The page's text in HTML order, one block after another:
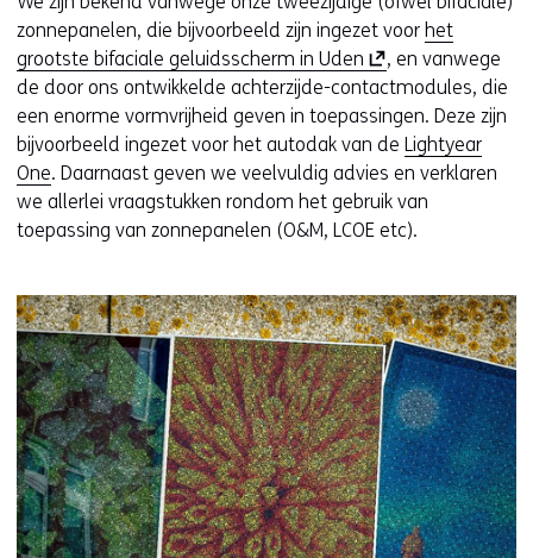
zonnepanelen, die bijvoorbeeld zijn ingezet voor het
grootste bifaciale geluidsscherm in Uden (
o
p
e
n
t
i
i
e
u
w
v
e
n
s
t
, en vanwege
de door ons ontwikkelde achterzijde-contactmodules, die
een enorme vormvrijheid geven in toepassingen. Deze zijn
bijvoorbeeld ingezet voor het autodak van de Lightyear
One. Daarnaast geven we veelvuldig advies en verklaren
we allerlei vraagstukken rondom het gebruik van
toepassing van zonnepanelen (O&M, LCOE etc).